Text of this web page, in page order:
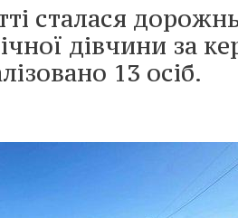
сталася
дівчини за
13 осіб.